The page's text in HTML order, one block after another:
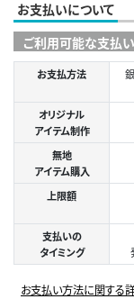
お支払いについて
ご利用可能な支払
お支払方法
オリジナル
アイテム制作
無地
アイテム購入
上限額
支払いの
タイミング
お支払い方法に関する詳